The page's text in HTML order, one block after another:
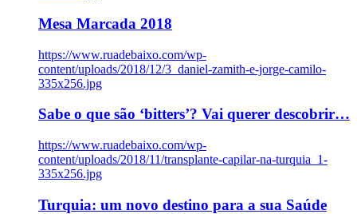
Mesa Marcada 2018
https://www.ruadebaixo.com/wp-
content/uploads/2018/12/3_daniel-zamith-e-jorge-camilo-
335x256.jpg
Sabe o que são ‘bitters’? Vai querer descobrir…
https://www.ruadebaixo.com/wp-
content/uploads/2018/11/transplante-capilar-na-turquia_1-
335x256.jpg
Turquia: um novo destino para a sua Saúde